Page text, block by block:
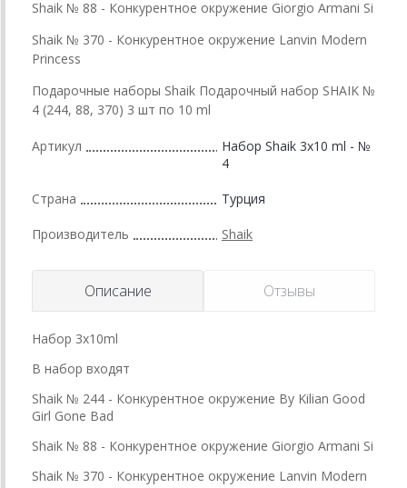
Shaik № 88 - Конкурентное окружение Giorgio Armani Si
Shaik № 370 - Конкурентное окружение Lanvin Modern
Princess
Подарочные наборы Shaik Подарочный набор SHAIK №
4 (244, 88, 370) 3 шт по 10 ml
Артикул
Набор Shaik 3х10 ml - №
4
Страна Турция
Производитель Shaik
Описание Отзывы
Набор 3х10ml
В набор входят
Shaik № 244 - Конкурентное окружение By Kilian Good
Girl Gone Bad
Shaik № 88 - Конкурентное окружение Giorgio Armani Si
Shaik № 370 - Конкурентное окружение Lanvin Modern